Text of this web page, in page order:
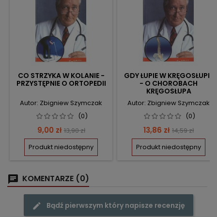
CO STRZYKA W KOLANIE -
PRZYSTĘPNIE O ORTOPEDII
Autor: Zbigniew Szymczak
(0)
Cena
9,00 zł Cena
podstawowa
13,90 zł
Produkt niedostępny
GDY ŁUPIE W KRĘGOSŁUPIE
- O CHOROBACH
KRĘGOSŁUPA
Autor: Zbigniew Szymczak
(0)
Cena
13,86 zł Cena
14,59 zł
Produkt niedostępny
KOMENTARZE (0)
Bądź pierwszym który napisze recenzję